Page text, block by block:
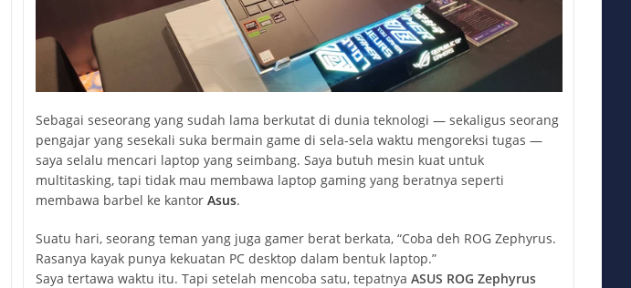
Sebagai seseorang yang sudah lama berkutat di dunia teknologi — sekaligus seorang
pengajar yang sesekali suka bermain game di sela-sela waktu mengoreksi tugas —
saya selalu mencari laptop yang seimbang. Saya butuh mesin kuat untuk
multitasking, tapi tidak mau membawa laptop gaming yang beratnya seperti
membawa barbel ke kantor Asus.
Suatu hari, seorang teman yang juga gamer berat berkata, “Coba deh ROG Zephyrus.
Rasanya kayak punya kekuatan PC desktop dalam bentuk laptop.”
Saya tertawa waktu itu. Tapi setelah mencoba satu, tepatnya ASUS ROG Zephyrus